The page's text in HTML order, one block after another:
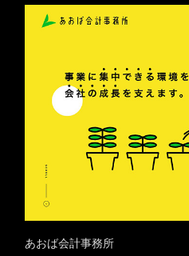
あおば会計事務所